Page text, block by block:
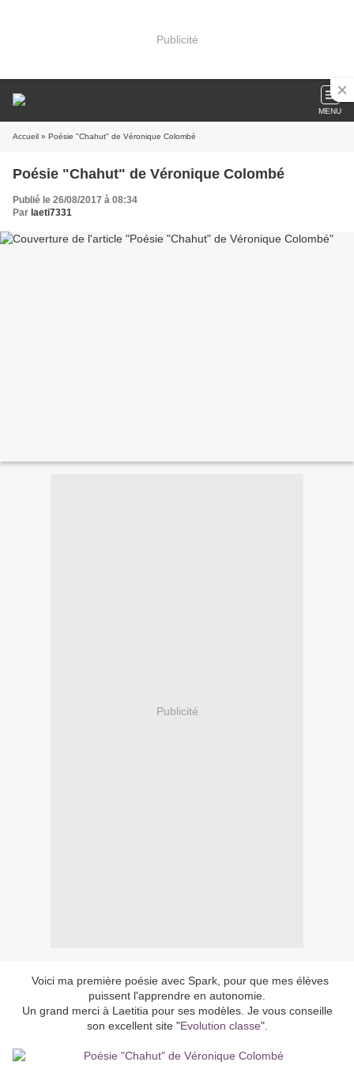
Publicité
MENU
Accueil » Poésie "Chahut" de Véronique Colombé
Poésie "Chahut" de Véronique Colombé
Publié le 26/08/2017 à 08:34
Par laeti7331
Publicité
Voici ma première poésie avec Spark, pour que mes élèves
puissent l'apprendre en autonomie.
Un grand merci à Laetitia pour ses modèles. Je vous conseille
son excellent site "Evolution classe".